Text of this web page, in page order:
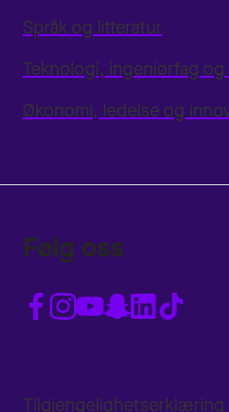
Språk og litteratur
Teknologi, ingeniørfag
Økonomi, ledelse og
Følg oss
Tilgjengelighetserklæring